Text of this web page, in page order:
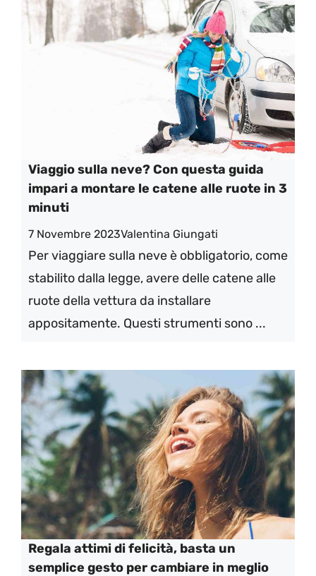
Viaggio sulla neve? Con questa guida
impari a montare le catene alle ruote in 3
minuti
7 Novembre 2023Valentina Giungati
Per viaggiare sulla neve è obbligatorio, come
stabilito dalla legge, avere delle catene alle
ruote della vettura da installare
appositamente. Questi strumenti sono ...
Regala attimi di felicità, basta un
semplice gesto per cambiare in meglio